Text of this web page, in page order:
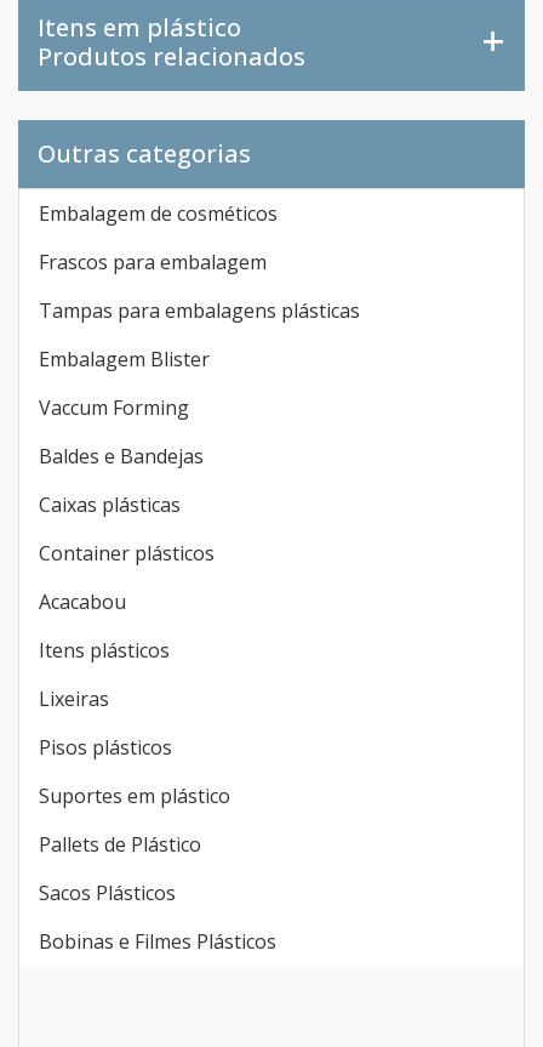
Itens em plástico
Produtos relacionados
Outras categorias
Embalagem de cosméticos
Frascos para embalagem
Tampas para embalagens plásticas
Embalagem Blister
Vaccum Forming
Baldes e Bandejas
Caixas plásticas
Container plásticos
Acacabou
Itens plásticos
Lixeiras
Pisos plásticos
Suportes em plástico
Pallets de Plástico
Sacos Plásticos
Bobinas e Filmes Plásticos